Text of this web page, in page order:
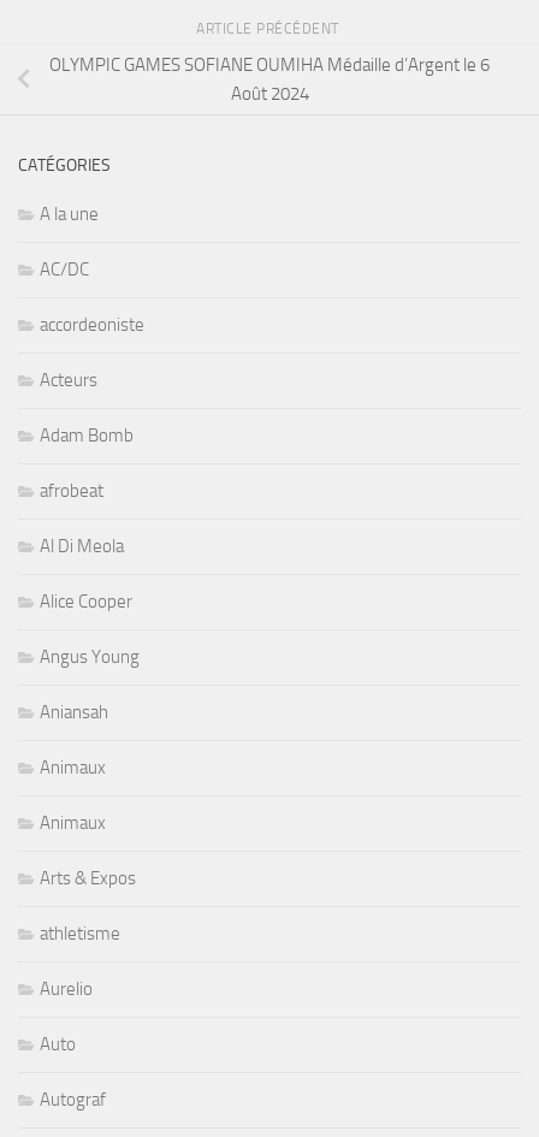
ARTICLE PRÉCÉDENT
OLYMPIC GAMES SOFIANE OUMIHA Médaille d’Argent le 6
Août 2024
CATÉGORIES
A la une
AC/DC
accordeoniste
Acteurs
Adam Bomb
afrobeat
Al Di Meola
Alice Cooper
Angus Young
Aniansah
Animaux
Animaux
Arts & Expos
athletisme
Aurelio
Auto
Autograf